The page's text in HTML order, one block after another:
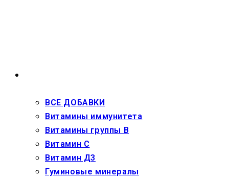
ВСЕ ДОБАВКИ
Витамины иммунитета
Витамины группы В
Витамин С
Витамин Д3
Гуминовые минералы